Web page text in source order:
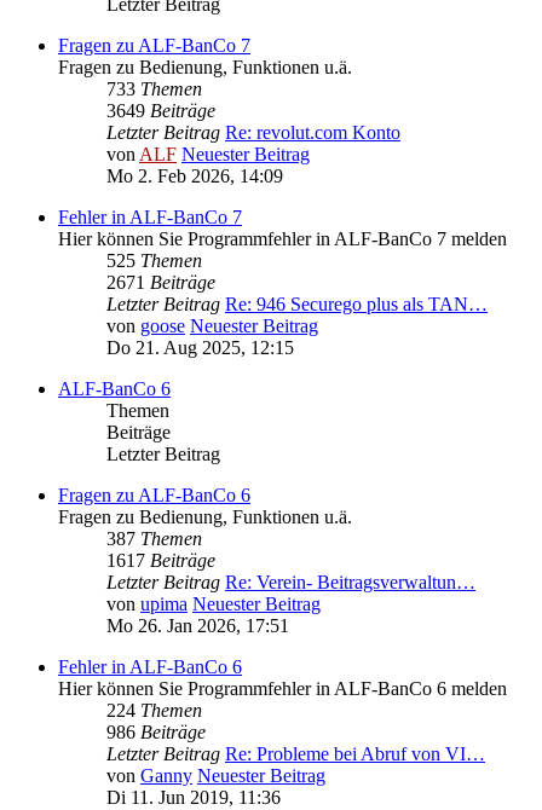
Letzter Beitrag
Fragen zu ALF-BanCo 7
Fragen zu Bedienung, Funktionen u.ä.
733 Themen
3649 Beiträge
Letzter Beitrag Re: revolut.com Konto
vonALF Neuester Beitrag
Mo 2. Feb 2026, 14:09
Fehler in ALF-BanCo 7
Hier können Sie Programmfehler in ALF-BanCo 7 melden
525 Themen
2671 Beiträge
Letzter Beitrag Re: 946 Securego plus als TAN…
von goose Neuester Beitrag
Do 21. Aug 2025, 12:15
ALF-BanCo 6
Themen
Beiträge
Letzter Beitrag
Fragen zu ALF-BanCo 6
Fragen zu Bedienung, Funktionen u.ä.
387 Themen
1617 Beiträge
Letzter Beitrag Re: Verein- Beitragsverwaltun…
von upima Neuester Beitrag
Mo 26. Jan 2026, 17:51
Fehler in ALF-BanCo 6
Hier können Sie Programmfehler in ALF-BanCo 6 melden
224 Themen
986 Beiträge
Letzter Beitrag Re: Probleme bei Abruf von VI…
von Ganny Neuester Beitrag
Di 11. Jun 2019, 11:36